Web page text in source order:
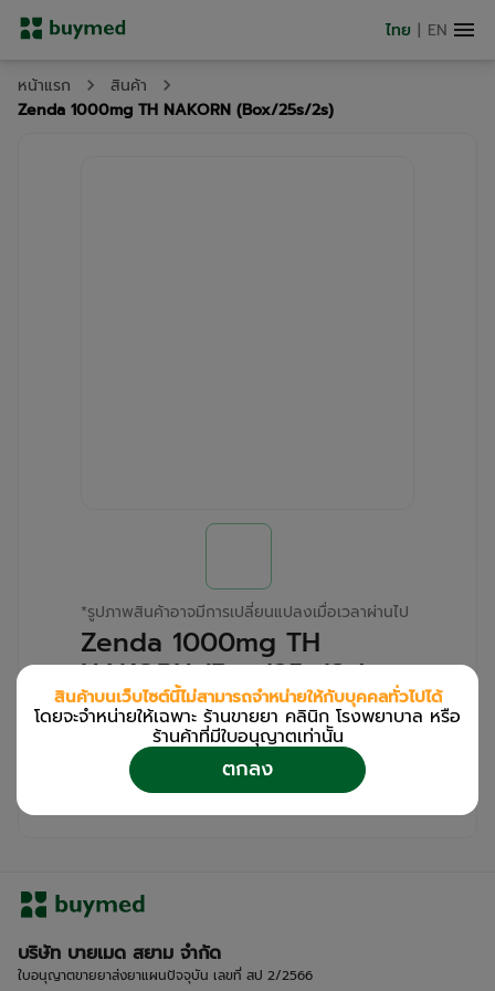
ไทย | EN
หน้าแรก
สินค้า
Zenda 1000mg TH NAKORN (Box/25s/2s)
*รูปภาพสินค้าอาจมีการเปลี่ยนแปลงเมื่อเวลาผ่านไป
Zenda 1000mg TH
NAKORN (Box/25s/2s)
สำหรับลูกค้าเฉพาะร้านขายยา คลินิก และโรง
เข้าสู่ระบบ
ลงทะเบียน
เพื่อดูรายละเอียดเพิ่มเติม
บริษัท บายเมด สยาม จำกัด
ใบอนุญาตขายยาส่งยาแผนปัจจุบัน เลขที่ สป 2/2566
สินค้าบนเว็บไซต์นี้ไม่สามารถจำหน่ายให้กับบุคคลทั่วไปได้
โดยจะจำหน่ายให้เฉพาะ ร้านขายยา คลินิก โรงพยาบาล หรือ
ร้านค้าที่มีใบอนุญาตเท่านััน
ตกลง